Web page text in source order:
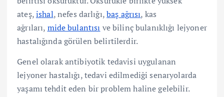
ateş,ishal, nefes darlığı,baş ağrısı, kas
ağrıları, mide bulantısı ve bilinç bulanıklığı lejyoner
hastalığında görülen belirtilerdir.
Genel olarak antibiyotik tedavisi uygulanan
lejyoner hastalığı, tedavi edilmediği senaryolarda
yaşamı tehdit eden bir problem haline gelebilir.